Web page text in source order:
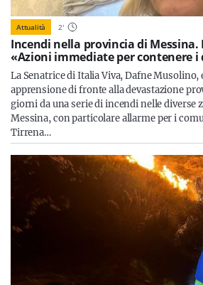
Attualità 2'
Incendi nella provincia di
«Azioni immediate per contenere i
La Senatrice di Italia Viva, Dafne
apprensione di fronte alla devastazione
giorni da una serie di incendi nelle diverse
Messina, con particolare allarme per i
Tirrena…